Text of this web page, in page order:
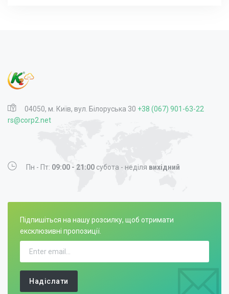
04050, м. Київ, вул. Білоруська 30 +38 (067) 901-63-22
rs@corp2.net
Пн - Пт: 09:00 - 21:00 субота - неділя вихідний
Підпишіться на нашу розсилку, щоб отримати
ексклюзивні пропозиції.
Надіслати